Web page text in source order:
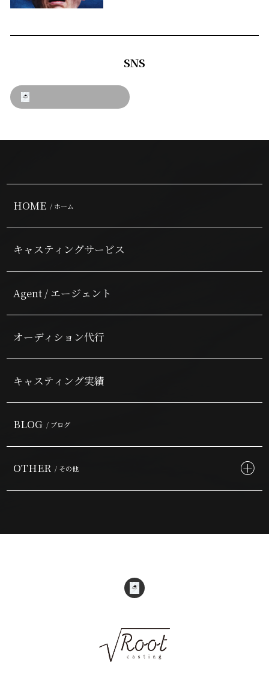
SNS
HOME / ホーム
キャスティングサービス
Agent / エージェント
オーディション代行
キャスティング実績
BLOG / ブログ
OTHER / その他